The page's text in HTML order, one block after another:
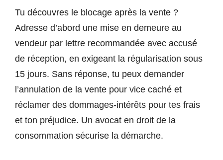
Tu découvres le blocage après la vente ?
Adresse d’abord une mise en demeure au
vendeur par lettre recommandée avec accusé
de réception, en exigeant la régularisation sous
15 jours. Sans réponse, tu peux demander
l’annulation de la vente pour vice caché et
réclamer des dommages-intérêts pour tes frais
et ton préjudice. Un avocat en droit de la
consommation sécurise la démarche.